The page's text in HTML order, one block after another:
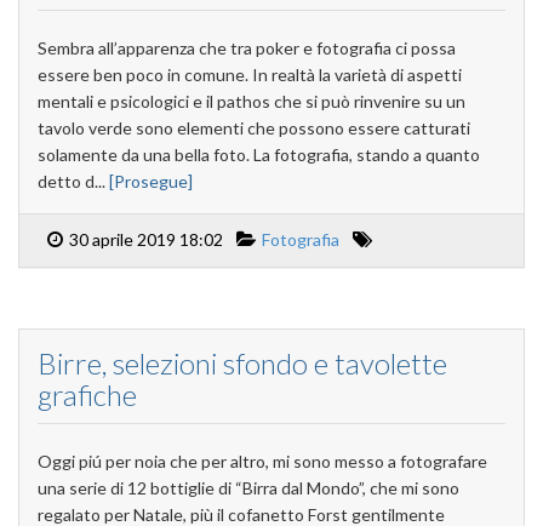
Sembra all’apparenza che tra poker e fotografia ci possa
essere ben poco in comune. In realtà la varietà di aspetti
mentali e psicologici e il pathos che si può rinvenire su un
tavolo verde sono elementi che possono essere catturati
solamente da una bella foto. La fotografia, stando a quanto
detto d...[Prosegue]
30 aprile 2019 18:02 Fotografia
Birre, selezioni sfondo e tavolette
grafiche
Oggi piú per noia che per altro, mi sono messo a fotografare
una serie di 12 bottiglie di “Birra dal Mondo”, che mi sono
regalato per Natale, più il cofanetto Forst gentilmente